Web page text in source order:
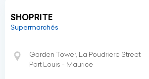
SHOPRITE
Supermarchés
Garden Tower, La Poudriere Street
Port Louis - Maurice